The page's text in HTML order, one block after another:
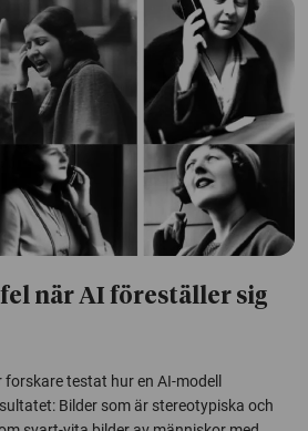
när AI föreställer sig
testat hur en AI-modell
Bilder som är stereotypiska och